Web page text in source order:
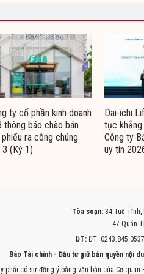
ty cổ phần kinh doanh
thông báo chào bán
ra công chúng
(Kỳ 1)
Dai-ichi
tục
Công ty
uy tín
Tòa soạn: 34 Tuệ
47 Quán
ĐT: ĐT:
Báo Tài chính - Đầu tư giữ bản quyền nội
có sự đồng ý bằng văn bản của Cơ quan